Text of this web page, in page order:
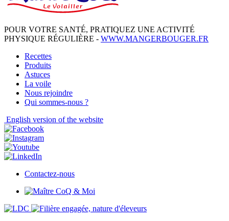
POUR VOTRE SANTÉ, PRATIQUEZ UNE ACTIVITÉ
PHYSIQUE RÉGULIÈRE - WWW.MANGERBOUGER.FR
Recettes
Produits
Astuces
La voile
Nous rejoindre
Qui sommes-nous ?
English version of the website
Contactez-nous